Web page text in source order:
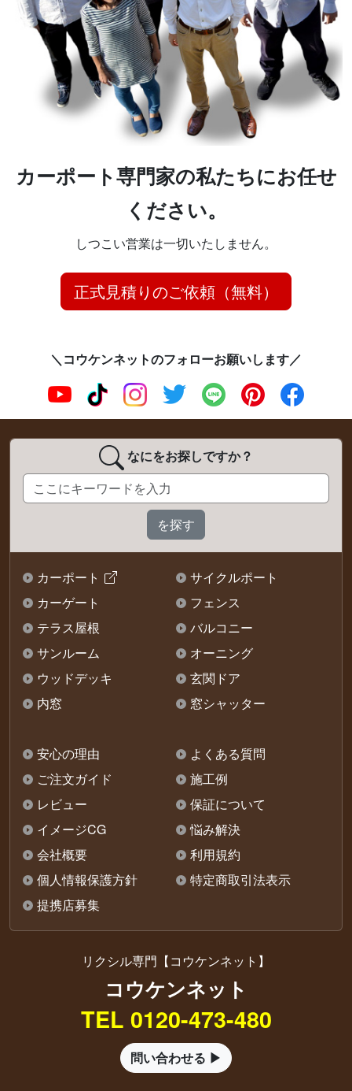
カーポート専門家の私たちにお任せ
ください。
しつこい営業は一切いたしません。
正式見積りのご依頼（無料）
＼コウケンネットのフォローお願いします／
なにをお探しですか？
カーポート
サイクルポート
カーゲート
フェンス
テラス屋根
バルコニー
サンルーム
オーニング
ウッドデッキ
玄関ドア
内窓
窓シャッター
安心の理由
よくある質問
ご注文ガイド
施工例
レビュー
保証について
イメージCG
悩み解決
会社概要
利用規約
個人情報保護方針
特定商取引法表示
提携店募集
リクシル専門【コウケンネット】
コウケンネット
TEL 0120-473-480
問い合わせる ▶